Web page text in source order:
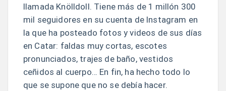
llamada Knölldoll. Tiene más de 1 millón 300
mil seguidores en su cuenta de Instagram en
la que ha posteado fotos y videos de sus días
en Catar: faldas muy cortas, escotes
pronunciados, trajes de baño, vestidos
ceñidos al cuerpo… En fin, ha hecho todo lo
que se supone que no se debía hacer.